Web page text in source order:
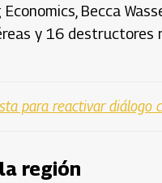
Becca
y 16 destructores
para reactivar diálogo
región